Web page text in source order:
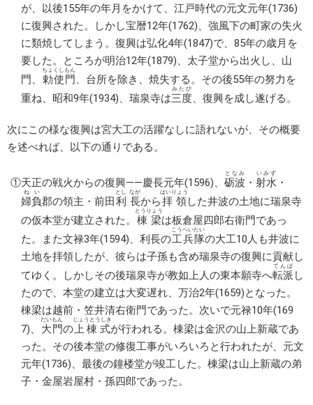
が、以後155年の年月をかけて、江戸時代の元文元年(1736)
に復興された。しかし宝暦12年(1762)、強風下の町家の失火
に類焼してしまう。復興は弘化4年(1847)で、85年の歳月を
要した。ところが明治12年(1879)、太子堂から出火し、山
門、 勅使門
ちょくしもん
、台所を除き、焼失する。その後55年の努力を
重ね、昭和9年(1934)、瑞泉寺は三度
みたび
、復興を成し遂げる。
次にこの様な復興は宮大工の活躍なしに語れないが、その概要
を述べれば、以下の通りである。
①天正の戦火からの復興――慶長元年(1596)、 砺波
となみ
・ 射水
いみず
・
婦負
ねい
郡の領主・前田利
とし
長
なが
から拝領
はいりょう
した井波の土地に瑞泉寺
の仮本堂が建立された。 棟梁
とうりょう
は板倉屋四郎右衛門であっ
た。また文禄3年(1594)、利長の工兵隊
こうへいたい
の大工10人も井波に
土地を拝領したが、彼らは子孫も含め瑞泉寺の復興に貢献し
てゆく。しかしその後瑞泉寺が教如上人の東本願寺へ転派
てんぱ
し
たので、本堂の建立は大変遅れ、万治2年(1659)となった。
棟梁は越前・笠井清右衛門であった。次いで元禄10年(169
7)、
大門
だいもん
の上棟式
じょうとうしき
が行われる。棟梁は金沢の山上新蔵であ
った。その後本堂の修復工事がいろいろと行われたが、元文
元年(1736)、最後の鐘楼堂が竣工した。棟梁は山上新蔵の弟
子・金屋岩屋村・孫四郎であった。